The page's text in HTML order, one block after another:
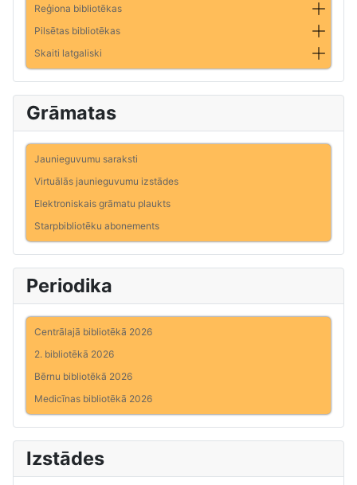
Reģiona bibliotēkas
Pilsētas bibliotēkas
Skaiti latgaliski
Grāmatas
Jaunieguvumu saraksti
Virtuālās jaunieguvumu izstādes
Elektroniskais grāmatu plaukts
Starpbibliotēku abonements
Periodika
Centrālajā bibliotēkā 2026
2. bibliotēkā 2026
Bērnu bibliotēkā 2026
Medicīnas bibliotēkā 2026
Izstādes